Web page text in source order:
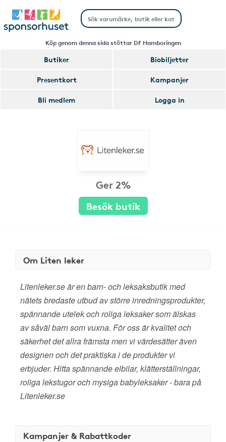
Köp genom denna sida stöttar DF Hamboringen
Butiker
Biobiljetter
Presentkort
Kampanjer
Bli medlem
Logga in
Ger 2%
Besök butik
Om Liten leker
Litenleker.se är en barn- och leksaksbutik med
nätets bredaste utbud av större inredningsprodukter,
spännande utelek och roliga leksaker som älskas
av såväl barn som vuxna. För oss är kvalitet och
säkerhet det allra främsta men vi värdesätter även
designen och det praktiska i de produkter vi
erbjuder. Hitta spännande elbilar, klätterställningar,
roliga lekstugor och mysiga babyleksaker - bara på
Litenleker.se
Kampanjer & Rabattkoder